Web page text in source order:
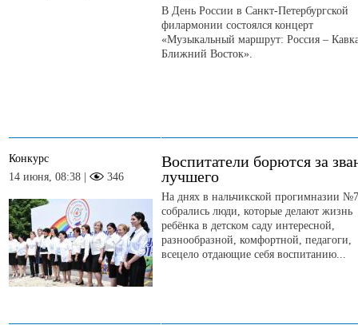
В День России в Санкт-Петербургской
филармонии состоялся концерт
«Музыкальный маршрут: Россия –
Ближний Восток».
Конкурс
14 июня, 08:38 |
346
Воспитатели борются за
лучшего
На днях в нальчикской прогимназии
собрались люди, которые делают жизнь
ребёнка в детском саду интересной,
разнообразной, комфортной, педагоги,
всецело отдающие себя воспитанию...